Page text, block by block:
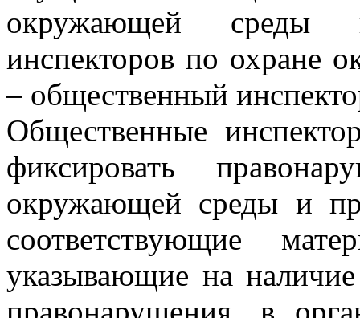
окружающей среды
инспекторов по охране
– общественный
Общественные
фиксировать
окружающей среды и
соответствующие
указывающие на наличие